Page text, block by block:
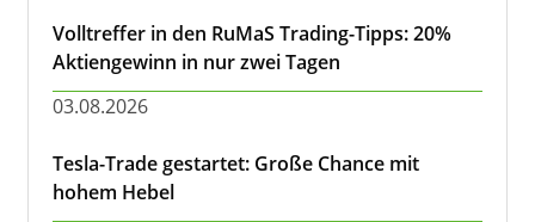
Volltreffer in den RuMaS Trading-Tipps: 20%
Aktiengewinn in nur zwei Tagen
03.08.2026
Tesla-Trade gestartet: Große Chance mit
hohem Hebel